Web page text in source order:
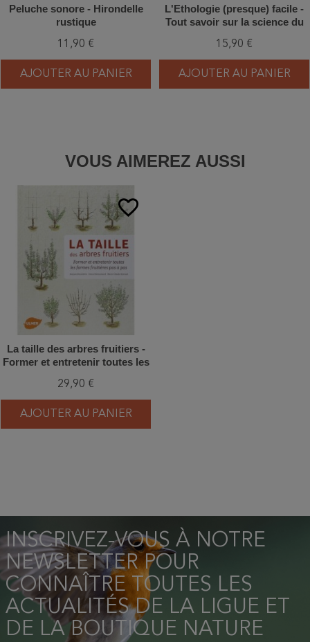
Peluche sonore - Hirondelle
rustique
11,90 €
AJOUTER AU PANIER
L'Ethologie (presque) facile -
Tout savoir sur la science du
15,90 €
AJOUTER AU PANIER
VOUS AIMEREZ AUSSI
favorite_border
La taille des arbres fruitiers -
Former et entretenir toutes les
29,90 €
AJOUTER AU PANIER
INSCRIVEZ-VOUS À NOTRE
NEWSLETTER POUR
CONNAÎTRE TOUTES LES
ACTUALITÉS DE LA LIGUE ET
DE LA BOUTIQUE NATURE